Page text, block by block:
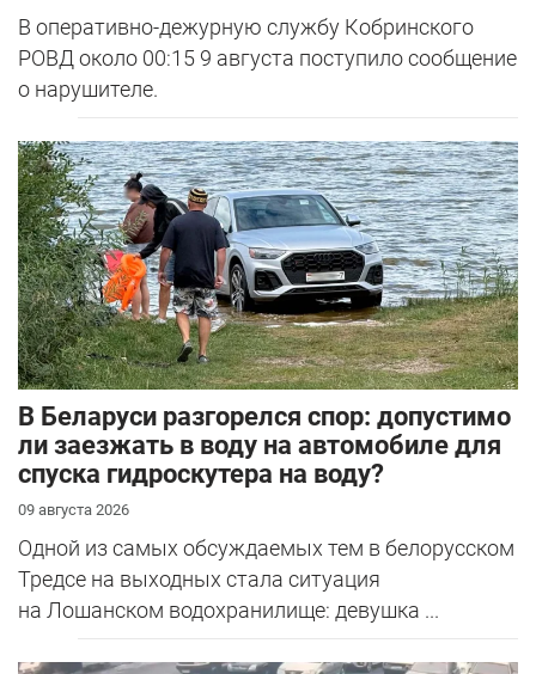
В оперативно-дежурную службу Кобринского
РОВД около 00:15 9 августа поступило сообщение
о нарушителе.
В Беларуси разгорелся спор: допустимо
ли заезжать в воду на автомобиле для
спуска гидроскутера на воду?
09 августа 2026
Одной из самых обсуждаемых тем в белорусском
Тредсе на выходных стала ситуация
на Лошанском водохранилище: девушка ...